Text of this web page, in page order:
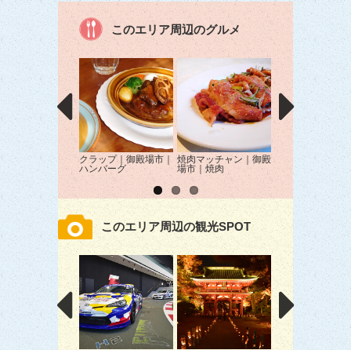
このエリア周辺のグルメ
クラップ｜御殿場市｜
ハンバーグ
焼肉マッチャン｜御殿
場市｜焼肉
焼肉よしのNEXT
殿場市｜焼肉
このエリア周辺の観光SPOT